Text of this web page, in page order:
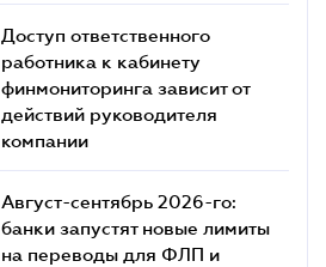
Доступ ответственного
работника к кабинету
финмониторинга зависит от
действий руководителя
компании
Август-сентябрь 2026-го:
банки запустят новые лимиты
на переводы для ФЛП и